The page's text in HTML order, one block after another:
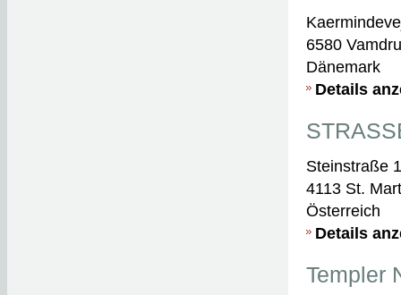
6580
Dänemark
Details
Steinstraße 1
4113 St.
Österreich
Details
Templer